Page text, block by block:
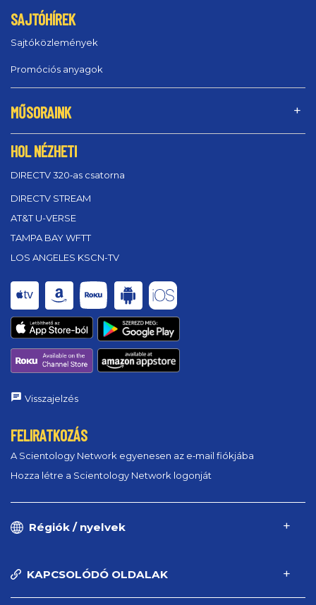
SAJTÓHÍREK
Sajtóközlemények
Promóciós anyagok
MŰSORAINK
HOL NÉZHETI
DIRECTV 320‑as csatorna
DIRECTV STREAM
AT&T U-VERSE
TAMPA BAY WFTT
LOS ANGELES KSCN-TV
Visszajelzés
FELIRATKOZÁS
A Scientology Network egyenesen az e‑mail fiókjába
Hozza létre a Scientology Network logonját
Régiók / nyelvek
KAPCSOLÓDÓ OLDALAK